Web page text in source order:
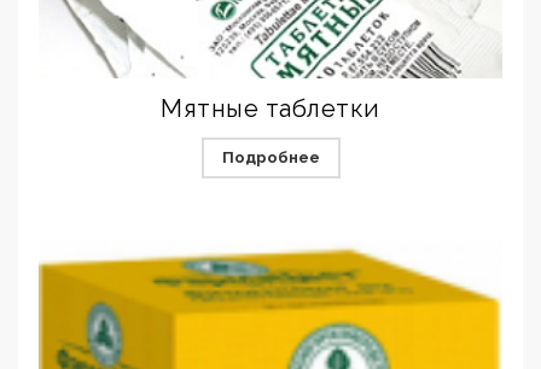
Мятные таблетки
Подробнее